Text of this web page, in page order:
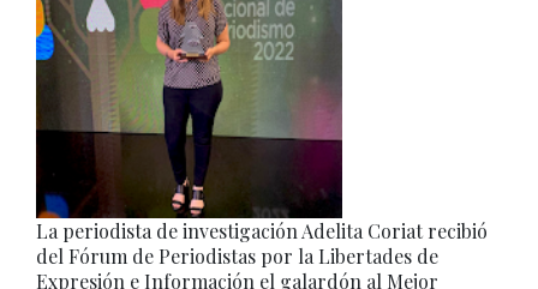
La periodista de investigación Adelita Coriat recibió
del Fórum de Periodistas por la Libertades de
Expresión e Información el galardón al Mejor